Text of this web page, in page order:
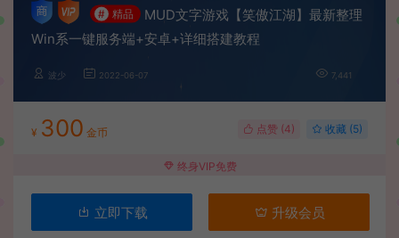
# 精品
MUD文字游戏【笑傲江湖】最新整理
Win系一键服务端+安卓+详细搭建教程
波少 2022-06-07 7,441
¥ 300 金币 点赞 (4) 收藏 (5)
终身VIP免费
立即下载 升级会员